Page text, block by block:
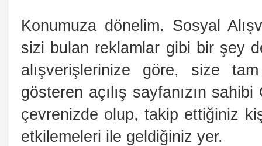
Konumuza dönelim. Sosyal
sizi bulan reklamlar gibi bir şey
alışverişlerinize göre, size
gösteren açılış sayfanızın
çevrenizde olup, takip ettiğiniz
etkilemeleri ile geldiğiniz yer.